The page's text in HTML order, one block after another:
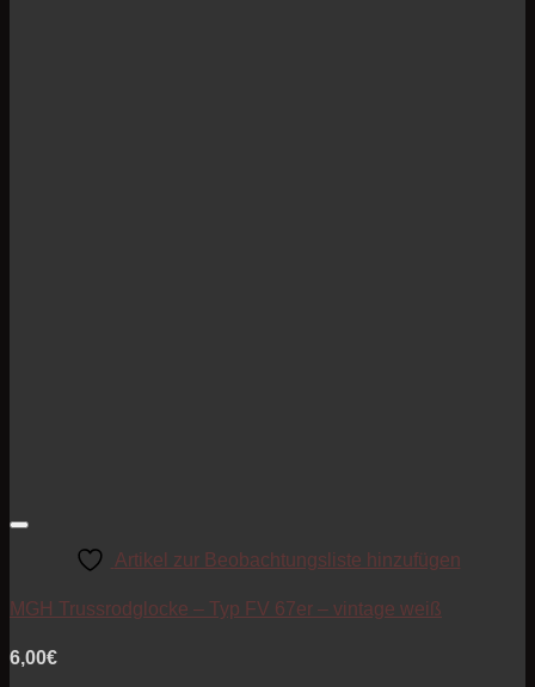
Artikel zur Beobachtungsliste hinzufügen
MGH Trussrodglocke – Typ FV 67er – vintage weiß
6,00€